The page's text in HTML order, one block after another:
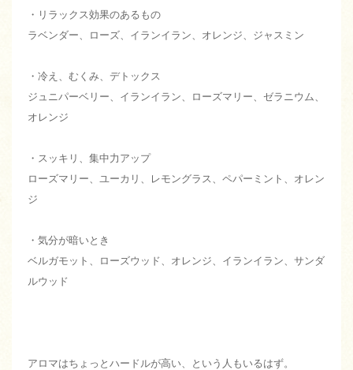
・リラックス効果のあるもの
ラベンダー、ローズ、イランイラン、オレンジ、ジャスミン
・冷え、むくみ、デトックス
ジュニパーベリー、イランイラン、ローズマリー、ゼラニウム、
オレンジ
・スッキリ、集中力アップ
ローズマリー、ユーカリ、レモングラス、ペパーミント、オレン
ジ
・気分が暗いとき
ベルガモット、ローズウッド、オレンジ、イランイラン、サンダ
ルウッド
アロマはちょっとハードルが高い、という人もいるはず。